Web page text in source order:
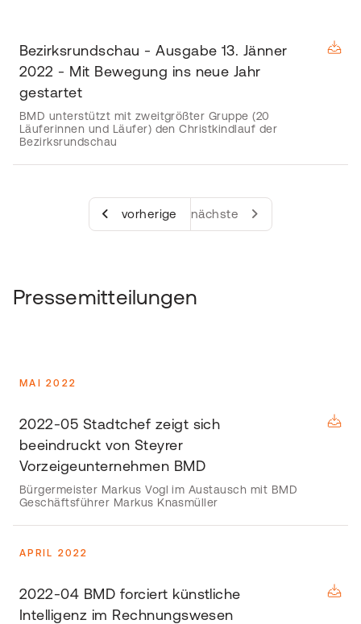
Bezirksrundschau - Ausgabe 13. Jänner
2022 - Mit Bewegung ins neue Jahr
gestartet
BMD unterstützt mit zweitgrößter Gruppe (20
Läuferinnen und Läufer) den Christkindlauf der
Bezirksrundschau
vorherige nächste
Pressemitteilungen
MAI 2022
2022-05 Stadtchef zeigt sich
beeindruckt von Steyrer
Vorzeigeunternehmen BMD
Bürgermeister Markus Vogl im Austausch mit BMD
Geschäftsführer Markus Knasmüller
APRIL 2022
2022-04 BMD forciert künstliche
Intelligenz im Rechnungswesen